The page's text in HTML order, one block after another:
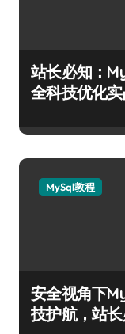
站长必知：
全科技优化
MySql教程
安全视角下
技护航，站